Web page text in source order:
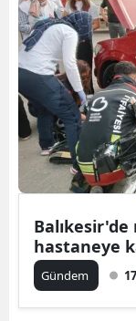
hastaneye
Gündem